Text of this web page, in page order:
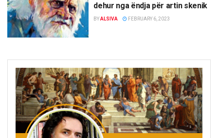
dehur nga ëndja për artin skenik
BYALSIVA FEBRUARY 6, 2023